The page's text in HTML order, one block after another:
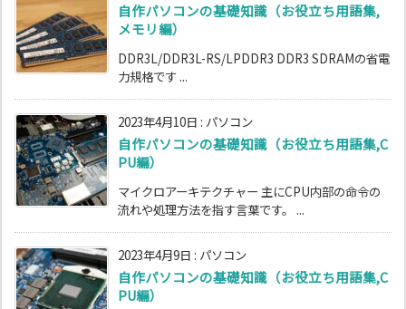
自作パソコンの基礎知識（お役立ち用語集,
メモリ編）
DDR3L/DDR3L-RS/LPDDR3 DDR3 SDRAMの省電
力規格です ...
2023年4月10日 : パソコン
自作パソコンの基礎知識（お役立ち用語集,C
PU編）
マイクロアーキテクチャー 主にCPU内部の命令の
流れや処理方法を指す言葉です。 ...
2023年4月9日 : パソコン
自作パソコンの基礎知識（お役立ち用語集,C
PU編）